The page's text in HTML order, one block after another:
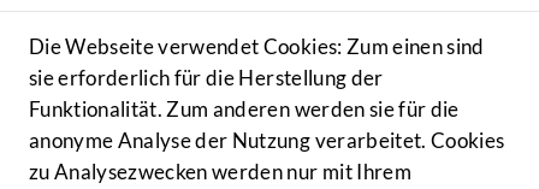
Benutzer
Navigationsmenü öffnen
MENÜ
Die Webseite verwendet Cookies: Zum einen sind
sie erforderlich für die Herstellung der
Funktionalität. Zum anderen werden sie für die
anonyme Analyse der Nutzung verarbeitet. Cookies
zu Analysezwecken werden nur mit Ihrem